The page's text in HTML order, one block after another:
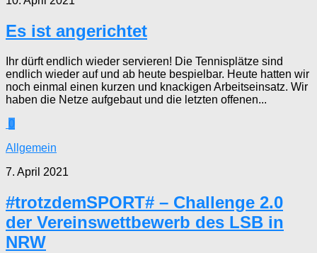
Es ist angerichtet
Ihr dürft endlich wieder servieren! Die Tennisplätze sind
endlich wieder auf und ab heute bespielbar. Heute hatten wir
noch einmal einen kurzen und knackigen Arbeitseinsatz. Wir
haben die Netze aufgebaut und die letzten offenen...
0
Allgemein
7. April 2021
#trotzdemSPORT# – Challenge 2.0
der Vereinswettbewerb des LSB in
NRW